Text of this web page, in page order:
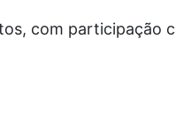
com participação